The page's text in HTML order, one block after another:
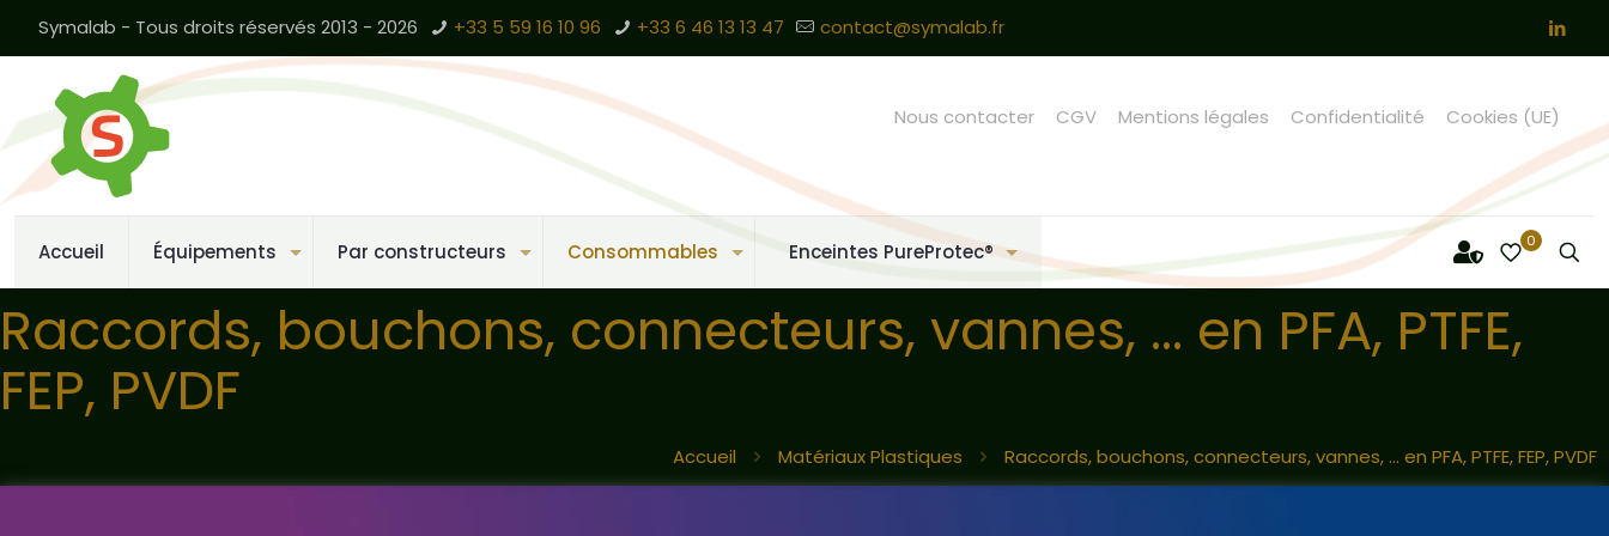
Symalab - Tous droits réservés 2013 - 2026 +33 5 59 16 10 96 +33 6 46 13 13 47 contact@symalab.fr
Accueil Équipements Par constructeurs Consommables Enceintes PureProtec®
Nous contacter CGV Mentions légales Confidentialité Cookies (UE)
0
Raccords, bouchons, connecteurs, vannes, ... en PFA, PTFE,
FEP, PVDF
Accueil Matériaux Plastiques Raccords, bouchons, connecteurs, vannes, ... en PFA, PTFE, FEP, PVDF